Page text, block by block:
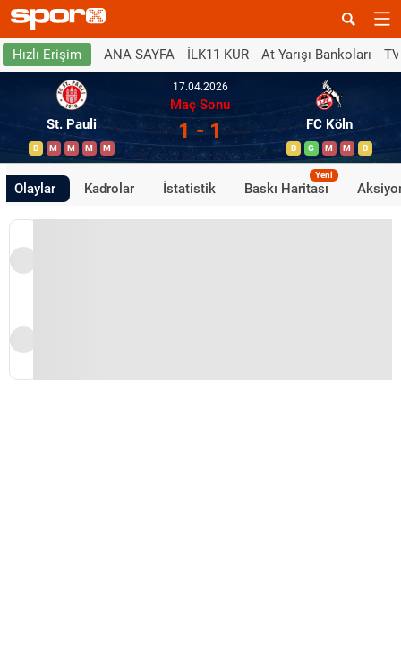
Hızlı Erişim ANA SAYFA İLK11 KUR At Yarışı Bankoları
St. Pauli
B M M M M
17.04.2026
Maç Sonu
1 - 1 FC Köln
B G M M B
Olaylar Kadrolar İstatistik Baskı Haritası
Yeni